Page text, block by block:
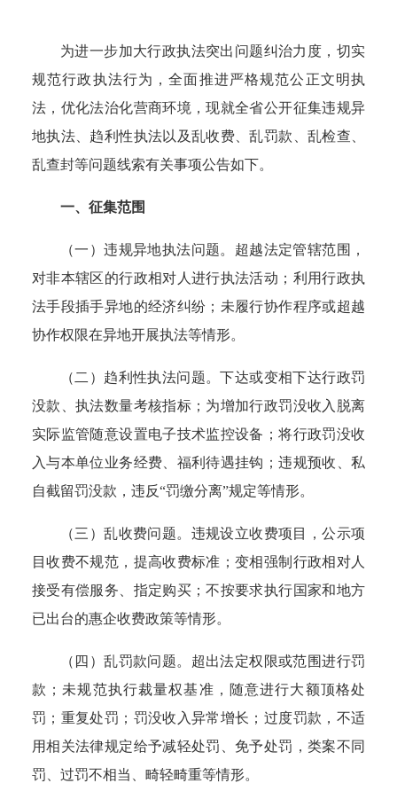
为进一步加大行政执法突出问题纠治力度，切实
规范行政执法行为，全面推进严格规范公正文明执
法，优化法治化营商环境，现就全省公开征集违规异
地执法、趋利性执法以及乱收费、乱罚款、乱检查、
乱查封等问题线索有关事项公告如下。
一、征集范围
（一）违规异地执法问题。超越法定管辖范围，
对非本辖区的行政相对人进行执法活动；利用行政执
法手段插手异地的经济纠纷；未履行协作程序或超越
协作权限在异地开展执法等情形。
（二）趋利性执法问题。下达或变相下达行政罚
没款、执法数量考核指标；为增加行政罚没收入脱离
实际监管随意设置电子技术监控设备；将行政罚没收
入与本单位业务经费、福利待遇挂钩；违规预收、私
自截留罚没款，违反“罚缴分离”规定等情形。
（三）乱收费问题。违规设立收费项目，公示项
目收费不规范，提高收费标准；变相强制行政相对人
接受有偿服务、指定购买；不按要求执行国家和地方
已出台的惠企收费政策等情形。
（四）乱罚款问题。超出法定权限或范围进行罚
款；未规范执行裁量权基准，随意进行大额顶格处
罚；重复处罚；罚没收入异常增长；过度罚款，不适
用相关法律规定给予减轻处罚、免予处罚，类案不同
罚、过罚不相当、畸轻畸重等情形。